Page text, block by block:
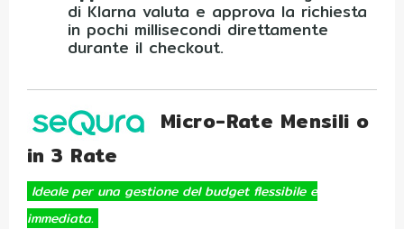
di Klarna valuta e approva la richiesta
in pochi millisecondi direttamente
durante il checkout.
Micro-Rate Mensili o
in 3 Rate
Ideale per una gestione del budget flessibile e
immediata.